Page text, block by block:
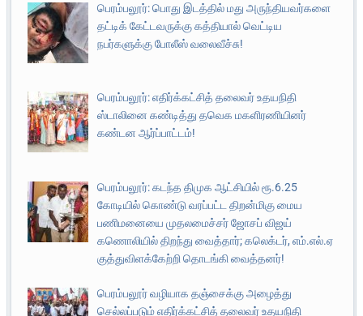
பெரம்பலூர்: பொது இடத்தில் மது அருந்தியவர்களை
தட்டிக் கேட்டவருக்கு கத்தியால் வெட்டிய
நபர்களுக்கு போலீஸ் வலைவீச்சு!
பெரம்பலூர்: எதிர்க்கட்சித் தலைவர் உதயநிதி
ஸ்டாலினை கண்டித்து தவெக மகளிரணியினர்
கண்டன ஆர்ப்பாட்டம்!
பெரம்பலூர்: கடந்த திமுக ஆட்சியில் ரூ.6.25
கோடியில் கொண்டு வரப்பட்ட திறன்மிகு மைய
பணிமனையை முதலமைச்சர் ஜோசப் விஜய்
கணொலியில் திறந்து வைத்தார்; கலெக்டர், எம்.எல்.ஏ
குத்துவிளக்கேற்றி தொடங்கி வைத்தனர்!
பெரம்பலூர் வழியாக தஞ்சைக்கு அழைத்து
செல்லப்படும் எதிர்க்கட்சித் தலைவர் உதயநிதி